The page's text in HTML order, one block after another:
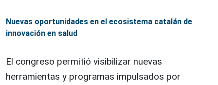
Nuevas oportunidades en el ecosistema catalán de
innovación en salud
El congreso permitió visibilizar nuevas
herramientas y programas impulsados por